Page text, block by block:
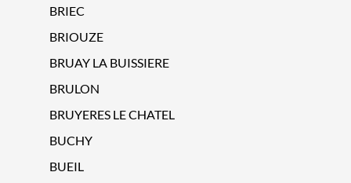
BRIEC
BRIOUZE
BRUAY LA BUISSIERE
BRULON
BRUYERES LE CHATEL
BUCHY
BUEIL